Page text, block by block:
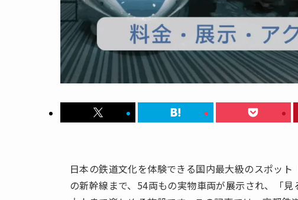
日本の鉄道文化を体験できる国内最大級のスポッ
の新幹線まで、54両もの実物車両が展示され、「